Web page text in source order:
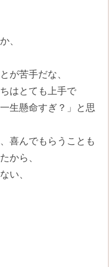
、
が苦手だな、
はとても上手で
生懸命すぎ？」と思
喜んでもらうことも
から、
い、